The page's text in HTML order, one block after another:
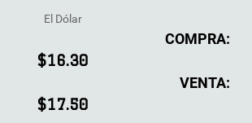
El Dólar
COMPRA:
$16.30
VENTA:
$17.50